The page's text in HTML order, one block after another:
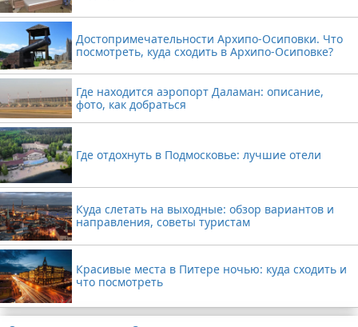
Достопримечательности Архипо-Осиповки. Что
посмотреть, куда сходить в Архипо-Осиповке?
Где находится аэропорт Даламан: описание,
фото, как добраться
Где отдохнуть в Подмосковье: лучшие отели
Куда слетать на выходные: обзор вариантов и
направления, советы туристам
Красивые места в Питере ночью: куда сходить и
что посмотреть